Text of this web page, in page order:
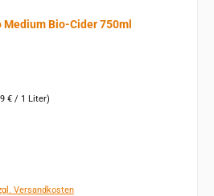
Bio-Cider 750ml
€ / 1 Liter)
Versandkosten